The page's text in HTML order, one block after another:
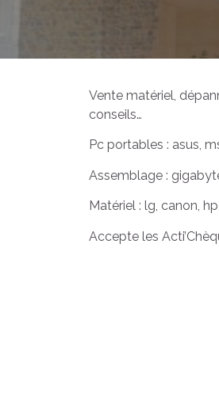
Vente matériel,
conseils…
Pc portables : asus,
Assemblage :
Matériel : lg, canon,
Accepte les